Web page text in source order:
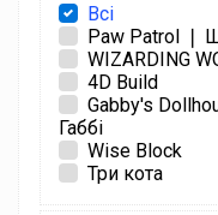
Всі
Paw Patrol ❘
WIZARDING
4D Build
Gabby's
Габбі
Wise Block
Три кота